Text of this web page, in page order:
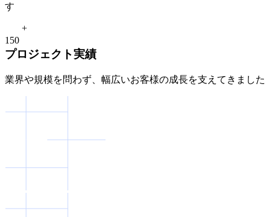
す
1 50
+
プロジェクト実績
業界や規模を問わず、幅広いお客様の成長を支えてきました